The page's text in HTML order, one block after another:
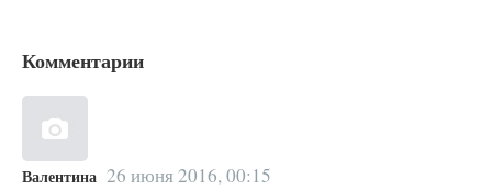
Комментарии
Валентина 26 июня 2016, 00:15